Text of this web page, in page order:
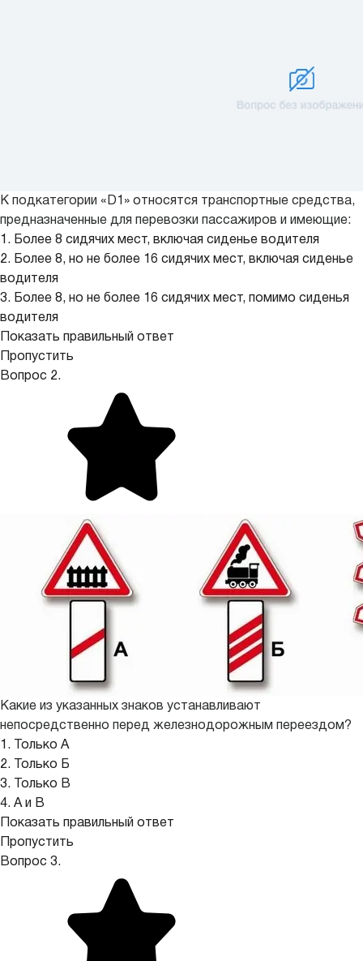
К подкатегории «D1» относятся транспортные средства,
предназначенные для перевозки пассажиров и имеющие:
1. Более 8 сидячих мест, включая сиденье водителя
2. Более 8, но не более 16 сидячих мест, включая сиденье
водителя
3. Более 8, но не более 16 сидячих мест, помимо сиденья
водителя
Показать правильный ответ
Пропустить
Вопрос 2.
Какие из указанных знаков устанавливают
непосредственно перед железнодорожным переездом?
1. Только А
2. Только Б
3. Только В
4. А и В
Показать правильный ответ
Пропустить
Вопрос 3.